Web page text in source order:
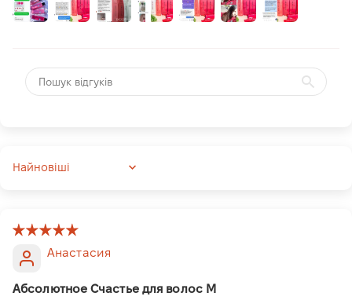
Sort by
Анастасия
Абсолютное Счастье для волос М